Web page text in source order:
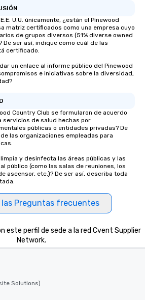
U.U. únicamente, ¿están el Pinewood
matriz certificados como una empresa cuyo
de grupos diversos (51% diverse owned
De ser así, indique como cuál de las
certificado.
un enlace al informe público del Pinewood
e iniciativas sobre la diversidad,
Country Club se formularon de acuerdo
servicios de salud hechas por
públicas o entidades privadas? De
las organizaciones empleadas para
y desinfecta las áreas públicas y las
público (como las salas de reuniones, los
ascensor, etc.)? De ser así, describa toda
las Preguntas frecuentes
este perfil de sede a la red Cvent Supplier
Network.
Solutions)